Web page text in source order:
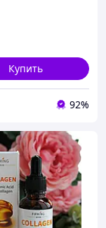
Купить
92%